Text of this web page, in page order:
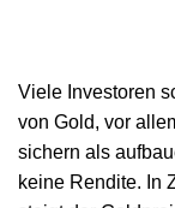
Viele Investoren
von Gold, vor
sichern als
keine Rendite. In